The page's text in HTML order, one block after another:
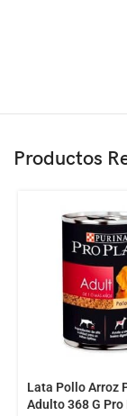
Productos
Lata Pollo Arroz
Adulto 368 G Pro